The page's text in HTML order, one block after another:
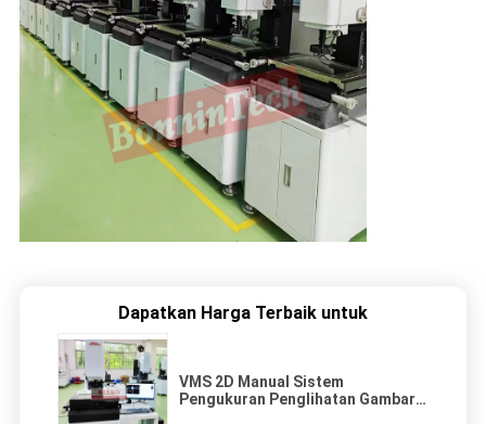
Dapatkan Harga Terbaik untuk
VMS 2D Manual Sistem
Pengukuran Penglihatan Gambar